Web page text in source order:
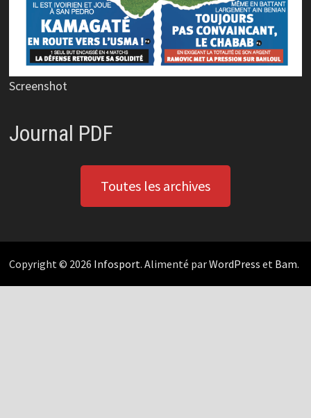
Screenshot
Journal PDF
Toutes les archives
Copyright © 2026 Infosport. Alimenté parWordPress et Bam.